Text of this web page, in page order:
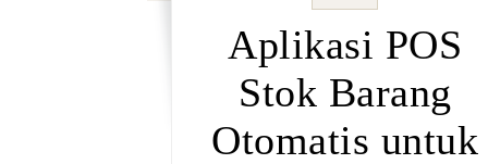
Aplikasi POS
Stok Barang
Otomatis untuk